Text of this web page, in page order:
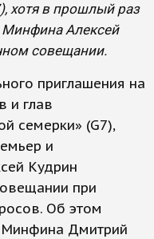
хотя в прошлый раз
Минфина Алексей
совещании.
приглашения на
и глав
семерки» (G7),
и
Кудрин
при
Об этом
Минфина Дмитрий